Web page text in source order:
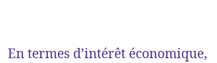
En termes d’intérêt économique,